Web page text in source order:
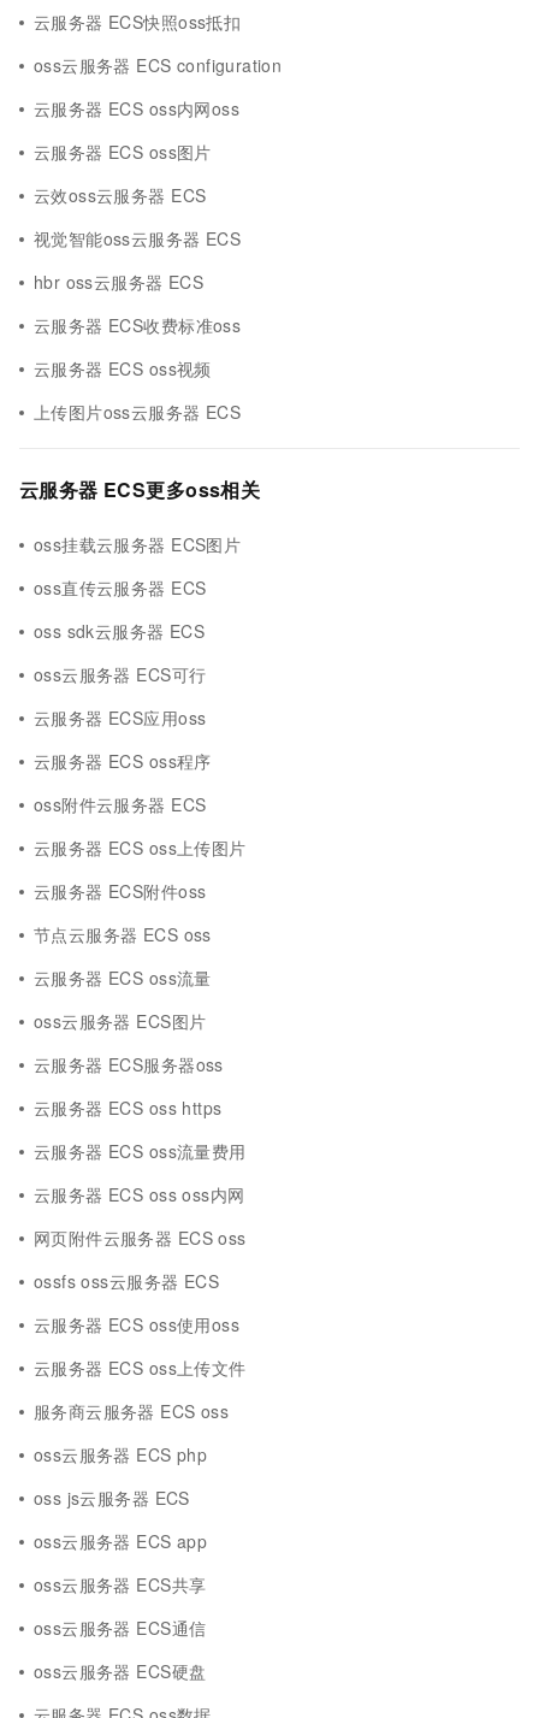
云服务器 ECS快照oss抵扣
oss云服务器 ECS configuration
云服务器 ECS oss内网oss
云服务器 ECS oss图片
云效oss云服务器 ECS
视觉智能oss云服务器 ECS
hbr oss云服务器 ECS
云服务器 ECS收费标准oss
云服务器 ECS oss视频
上传图片oss云服务器 ECS
云服务器 ECS更多oss相关
oss挂载云服务器 ECS图片
oss直传云服务器 ECS
oss sdk云服务器 ECS
oss云服务器 ECS可行
云服务器 ECS应用oss
云服务器 ECS oss程序
oss附件云服务器 ECS
云服务器 ECS oss上传图片
云服务器 ECS附件oss
节点云服务器 ECS oss
云服务器 ECS oss流量
oss云服务器 ECS图片
云服务器 ECS服务器oss
云服务器 ECS oss https
云服务器 ECS oss流量费用
云服务器 ECS oss oss内网
网页附件云服务器 ECS oss
ossfs oss云服务器 ECS
云服务器 ECS oss使用oss
云服务器 ECS oss上传文件
服务商云服务器 ECS oss
oss云服务器 ECS php
oss js云服务器 ECS
oss云服务器 ECS app
oss云服务器 ECS共享
oss云服务器 ECS通信
oss云服务器 ECS硬盘